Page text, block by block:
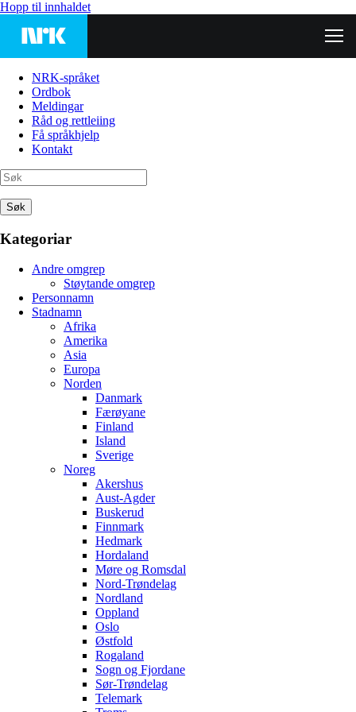
Hopp til innhaldet
NRK-språket
Ordbok
Meldingar
Råd og rettleiing
Få språkhjelp
Kontakt
Søk
Kategoriar
Andre omgrep
Støytande omgrep
Personnamn
Stadnamn
Afrika
Amerika
Asia
Europa
Norden
Danmark
Færøyane
Finland
Island
Sverige
Noreg
Akershus
Aust-Agder
Buskerud
Finnmark
Hedmark
Hordaland
Møre og Romsdal
Nord-Trøndelag
Nordland
Oppland
Oslo
Østfold
Rogaland
Sogn og Fjordane
Sør-Trøndelag
Telemark